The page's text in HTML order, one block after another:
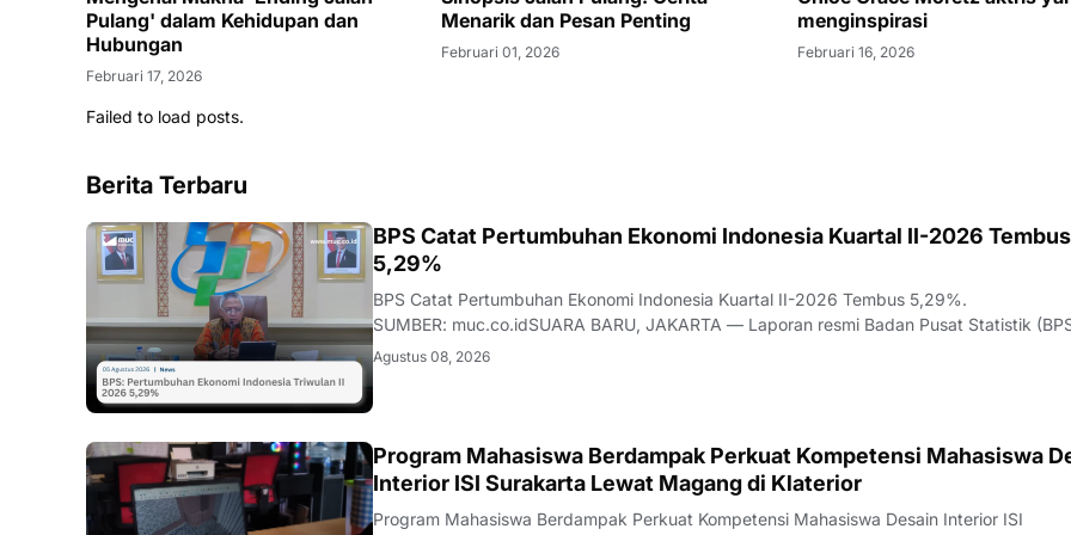
Pulang' dalam Kehidupan dan
Hubungan
Februari 17, 2026
Chloe Grace Moretz aktris
menginspirasi
Failed to load posts.
Berita Terbaru
EKONOMI
BPS Catat Pertumbuhan Ekonomi Indonesia Kuartal II-2026 Tembus
5,29%
BPS Catat Pertumbuhan Ekonomi Indonesia Kuartal II-2026 Tembus 5,29%.
SUMBER: muc.co.idSUARA BARU, JAKARTA — Laporan resmi Badan Pusat Statistik
menunjukkan bahwa Produk Domestik Bruto (PDB) Indonesia sepanjang kuartal II-2026
Agustus 08, 2026
NASIONAL
Program Mahasiswa Berdampak Perkuat Kompetensi Mahasiswa
Interior ISI Surakarta Lewat Magang di Klaterior
Program Mahasiswa Berdampak Perkuat Kompetensi Mahasiswa Desain Interior ISI